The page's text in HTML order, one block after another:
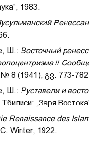
1983.
Ш.: Восточный
// Сообщ
№ 8 (1941), გვ. 773-
Ш.: Руставели и
Тбилиси: „Заря
Renaissance des
Winter, 1922.